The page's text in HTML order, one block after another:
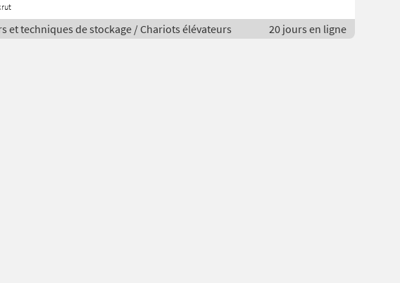
et techniques de stockage / Chariots élévateurs 20 jours en ligne